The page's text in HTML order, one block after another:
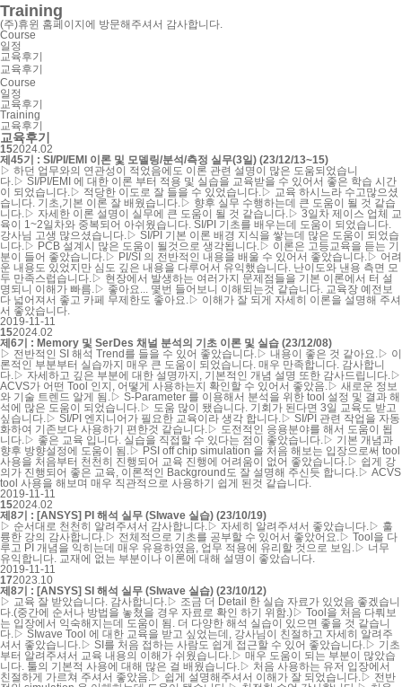
Training
(주)휴윈 홈페이지에 방문해주셔서 감사합니다.
Course
일정
교육후기
교육후기
Course
일정
교육후기
Training
교육후기
교육후기
152024.02
제45기 : SI/PI/EMI 이론 및 모델링/분석/측정 실무(3일) (23/12/13~15)
▷ 하던 업무와의 연관성이 적었음에도 이론 관련 설명이 많은 도움되었습니
다.▷ SI/PI/EMI 에 대한 이론 부터 적용 및 실습을 교육받을 수 있어서 좋은 학습 시간
이 되었습니다.▷ 적당한 이도로 잘 들을 수 있었습니다.▷ 교육 하시느라 수고많으셨
습니다. 기초,기본 이론 잘 배웠습니다.▷ 향후 실무 수행하는데 큰 도움이 될 것 같습
니다.▷ 자세한 이론 설명이 실무에 큰 도움이 될 것 같습니다.▷ 3일차 제이스 업체 교
육이 1~2일차와 중복되어 아쉬웠습니다. SI/PI 기초를 배우는데 도움이 되었습니다.
강사님 고생 많으셨습니다.▷ SI/PI 기본 이론 배경 지식을 쌓는데 많은 도움이 되었습
니다.▷ PCB 설계시 많은 도움이 될것으로 생각됩니다.▷ 이론은 고등교육을 듣는 기
분이 들어 좋았습니다.▷ PI/SI 의 전반적인 내용을 배울 수 있어서 좋았습니다.▷ 어려
운 내용도 있었지만 심도 깊은 내용을 다루어서 유익했습니다. 난이도와 낸용 측면 모
두 만족스럽습니다.▷ 현장에서 발생하는 여러가지 문제점들을 기본 이론에서 터 설
명되니 이해가 빠름.▷ 좋아요... 몇번 들어보니 이해되는것 같습니다. 교육장 예전보
다 넓어져서 좋고 카페 무제한도 좋아요.▷ 이해가 잘 되게 자세히 이론을 설명해 주셔
서 좋았습니다.
2019-11-11
152024.02
제6기 : Memory 및 SerDes 채널 분석의 기초 이론 및 실습 (23/12/08)
▷ 전반적인 SI 해석 Trend를 들을 수 있어 좋았습니다.▷ 내용이 좋은 것 같아요.▷ 이
론적인 부분부터 실습까지 매우 큰 도움이 되었습니다. 매우 만족합니다. 감사합니
다.▷ 자세하고 깊은 부분에 대한 설명까지, 기본적인 개념 설명 또한 감사드립니다.▷
ACVS가 어떤 Tool 인지, 어떻게 사용하는지 확인할 수 있어서 좋았음.▷ 새로운 정보
와 기술 트렌드 알게 됨.▷ S-Parameter 를 이용해서 분석을 위한 tool 설정 및 결과 해
석에 많은 도움이 되었습니다.▷ 도움 많이 됐습니다. 기회가 된다면 3일 교육도 받고
싶습니다.▷ SI/PI 엔지니어가 필요한 교육이라 생각 합니다.▷ SI/PI 관련 작업을 자동
화하여 기존보다 사용하기 편한것 같습니다.▷ 도전적인 응용분야를 해서 도움이 됩
니다.▷ 좋은 교육 입니다. 실습을 직접할 수 있다는 점이 좋았습니다.▷ 기본 개념과
향후 방향설정에 도움이 됨.▷ PSI off chip simulation 을 처음 해보는 입장으로써 tool
사용을 처음부터 천천히 진행되어 교육 진행에 어려움이 없어 좋았습니다.▷ 쉽게 강
의가 진행되어 좋은 교육, 이론적인 Background도 잘 설명해 주신듯 합니다.▷ ACVS
tool 사용을 해보며 매우 직관적으로 사용하기 쉽게 된것 같습니다.
2019-11-11
152024.02
제8기 : [ANSYS] PI 해석 실무 (SIwave 실습) (23/10/19)
▷ 순서대로 천천히 알려주셔서 감사합니다.▷ 자세히 알려주셔서 좋았습니다.▷ 훌
륭한 강의 감사합니다.▷ 전체적으로 기초를 공부할 수 있어서 좋았어요.▷ Tool을 다
루고 PI 개념을 익히는데 매우 유용하였음, 업무 적용에 유리할 것으로 보임.▷ 너무
유익합니다. 교재에 없는 부분이나 이론에 대해 설명이 좋았습니다.
2019-11-11
172023.10
제8기 : [ANSYS] SI 해석 실무 (SIwave 실습) (23/10/12)
▷ 교육 잘 받았습니다. 감사합니다.▷ 조금 더 Detail 한 실습 자료가 있었음 좋겠습니
다.(중간에 순서나 방법을 놓쳤을 경우 자료로 확인 하기 위함.)▷ Tool을 처음 다뤄보
는 입장에서 익숙해지는데 도움이 됨. 더 다양한 해석 실습이 있으면 좋을 것 같습니
다.▷ SIwave Tool 에 대한 교육을 받고 싶었는데, 강사님이 친절하고 자세히 알려주
셔서 좋았습니다.▷ SI를 처음 접하는 사람도 쉽게 접근할 수 있어 좋았습니다.▷ 기초
부터 알려주셔서 교육 내용의 이해가 쉬웠습니다.▷ 매우 도움이 되는 부분이 많았습
니다. 툴의 기본적 사용에 대해 많은 걸 배웠습니다.▷ 처음 사용하는 유저 입장에서
친절하게 가르쳐 주셔서 좋았음.▷ 쉽게 설명해주셔서 이해가 잘 되었습니다.▷ 전반